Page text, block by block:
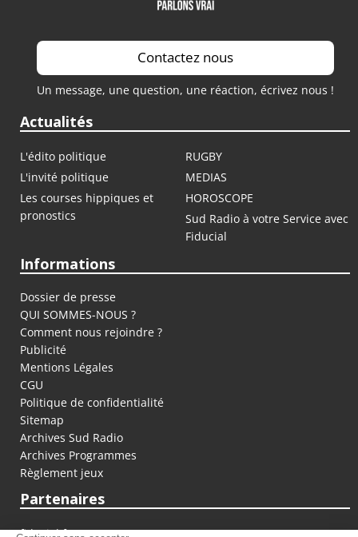
Contactez nous
Un message, une question, une réaction, écrivez nous !
Actualités
L'édito politique
RUGBY
L'invité politique
MEDIAS
Les courses hippiques et
pronostics
HOROSCOPE
Sud Radio à votre Service avec
Fiducial
Informations
Dossier de presse
QUI SOMMES-NOUS ?
Comment nous rejoindre ?
Publicité
Mentions Légales
CGU
Politique de confidentialité
Sitemap
Archives Sud Radio
Archives Programmes
Règlement jeux
Partenaires
fiducial.fr